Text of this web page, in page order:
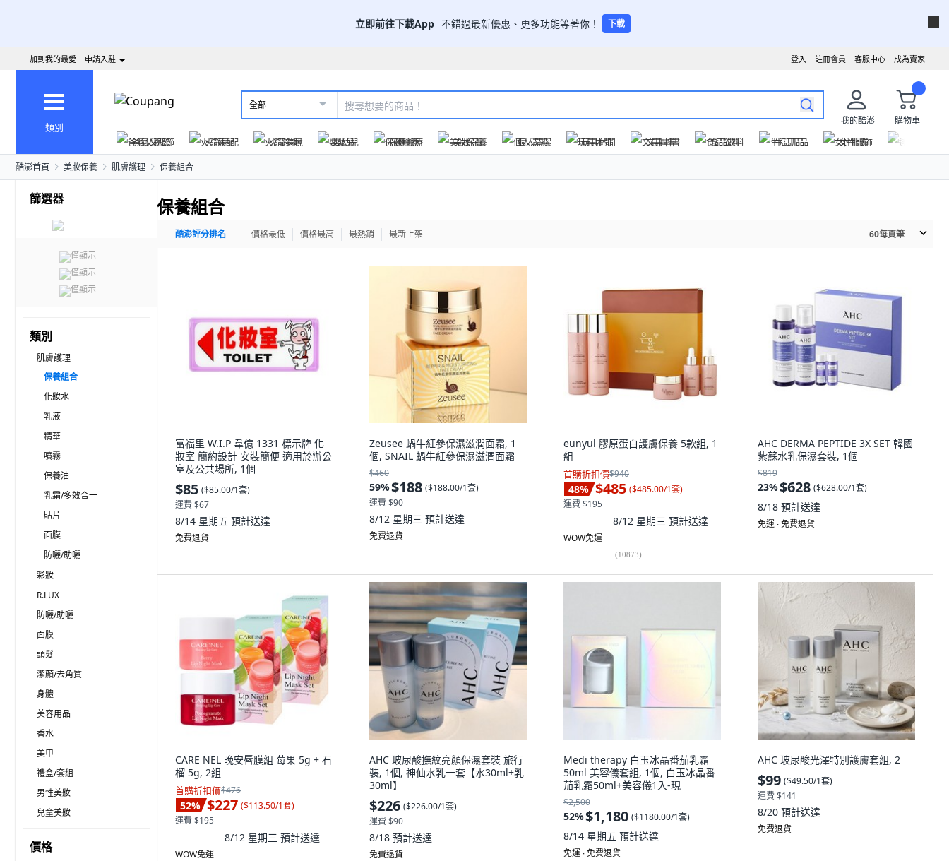
立即前往下載App 不錯過最新優惠、更多功能等著你！ 下載
成為賣家
客服中心
註冊會員
登入
加到我的最愛 申請入駐
類別
全部
我的酷澎
購物車
爸氣父親節
火箭速配 火箭跨境 嬰幼兒 保健醫療 美妝保養 個人清潔 玩具休閒 文具圖書 食品飲料 生活用品 女性服飾
酷澎首頁 美妝保養 肌膚護理 保養組合
篩選器
僅顯示
僅顯示
僅顯示
類別
肌膚護理
保養組合
化妝水
乳液
精華
噴霧
保養油
乳霜/多效合一
貼片
面膜
防曬/助曬
彩妝
R.LUX
防曬/助曬
面膜
頭髮
潔顏/去角質
身體
美容用品
香水
美甲
禮盒/套組
男性美妝
兒童美妝
價格
保養組合
酷澎評分排名 價格最低 價格最高 最熱銷 最新上架 60每頁筆
富福里 W.I.P 韋億 1331 標示牌 化
妝室 簡約設計 安裝簡便 適用於辦公
室及公共場所, 1個
$85 ($85.00/1套)
運費 $67
8/14 星期五 預計送達
免費退貨
Zeusee 蝸牛紅參保濕滋潤面霜, 1
個, SNAIL 蝸牛紅參保濕滋潤面霜
$460
59%$188 ($188.00/1套)
運費 $90
8/12 星期三 預計送達
免費退貨
eunyul 膠原蛋白護膚保養 5款組, 1
組
首購折扣價$940
48% $485 ($485.00/1套)
運費 $195
8/12 星期三 預計送達
WOW免運
(10873)
AHC DERMA PEPTIDE 3X SET 韓國
紫蘇水乳保濕套裝, 1個
$819
23%$628 ($628.00/1套)
8/18 預計送達
免運 ∙ 免費退貨
CARE NEL 晚安唇膜組 莓果 5g + 石
榴 5g, 2組
首購折扣價$476
52% $227 ($113.50/1套)
運費 $195
8/12 星期三 預計送達
WOW免運
AHC 玻尿酸撫紋亮顏保濕套裝 旅行
裝, 1個, 神仙水乳一套【水30ml+乳
30ml】
$226 ($226.00/1套)
運費 $90
8/18 預計送達
免費退貨
Medi therapy 白玉冰晶番茄乳霜
50ml 美容儀套組, 1個, 白玉冰晶番
茄乳霜50ml+美容儀1入-現
$2,500
52%$1,180 ($1180.00/1套)
8/14 星期五 預計送達
免運 ∙ 免費退貨
AHC 玻尿酸光澤特別護膚套組, 2
$99 ($49.50/1套)
運費 $141
8/20 預計送達
免費退貨